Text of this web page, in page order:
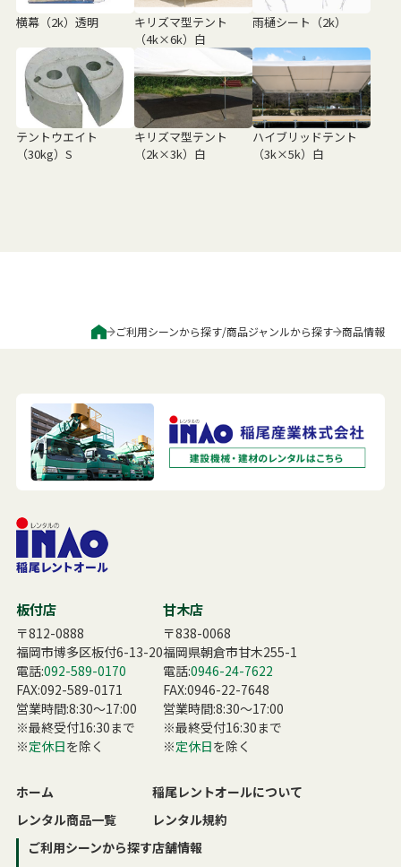
横幕（2k）透明
キリズマ型テント
（4k×6k）白
雨樋シート（2k）
テントウエイト
（30kg）S
キリズマ型テント
（2k×3k）白
ハイブリッドテント
（3k×5k）白
ご利用シーンから探す/商品ジャンルから探す 商品情報
板付店
〒812-0888
福岡市博多区板付6-13-20
電話:092-589-0170
FAX:092-589-0171
営業時間:8:30〜17:00
※最終受付16:30まで
※定休日を除く
甘木店
〒838-0068
福岡県朝倉市甘木255-1
電話:0946-24-7622
FAX:0946-22-7648
営業時間:8:30〜17:00
※最終受付16:30まで
※定休日を除く
ホーム
レンタル商品一覧
ご利用シーンから探す
稲尾レントオールについて
レンタル規約
店舗情報